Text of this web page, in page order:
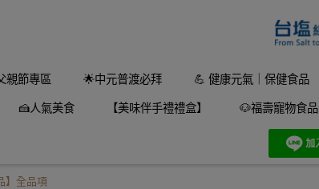
親節專區 🌟中元普渡必拜 💪 健康元氣｜保健食品
🍰人氣美食 【美味伴手禮禮盒】 🐶福壽寵物食品
】全品項